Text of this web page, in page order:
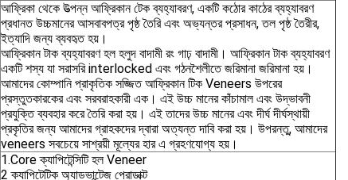
আফ্রিকা থেকে উত্পন্ন আফ্রিকান টেক ব্যহ্যাবরণ, একটি কঠোর কাঠের ব্যহ্যাবরণ
প্রধানত উচ্চমানের আসবাবপত্র পৃষ্ঠ তৈরি এবং অভ্যন্তর প্রসাধন, তল পৃষ্ঠ তৈরীর,
ইত্যাদি জন্য ব্যবহৃত হয়।
আফ্রিকান টাক ব্যহ্যাবরণ হল হলুদ বাদামী রং গাঢ় বাদামী। আফ্রিকান টাক ব্যহ্যাবরণ
একটি শস্য যা সরাসরি interlocked এবং গঠনশৈলীতে জরিমানা জরিমানা হয়।
আমাদের কোম্পানি প্রাকৃতিক সজ্জিত আফ্রিকান টিক Veneers উপরের
প্রস্তুতকারকের এবং সরবরাহকারী এক। এই উচ্চ মানের কাঁচামাল এবং উদ্ভাবনী
প্রযুক্তি ব্যবহার করে তৈরি করা হয়। এই তাদের উচ্চ মানের এবং দীর্ঘ দীর্ঘস্থায়ী
প্রকৃতির জন্য আমাদের গ্রাহকদের দ্বারা অত্যন্ত দাবি করা হয়। উপরন্তু, আমাদের
veneers সবচেয়ে সাশ্রয়ী মূল্যের হার এ গ্রহণযোগ্য হয়।
1.Core ক্যাপিটেন্সিটি হল Veneer
2 ক্যাপিটেটিক অ্যাডভান্টেজ প্রোডাক্ট